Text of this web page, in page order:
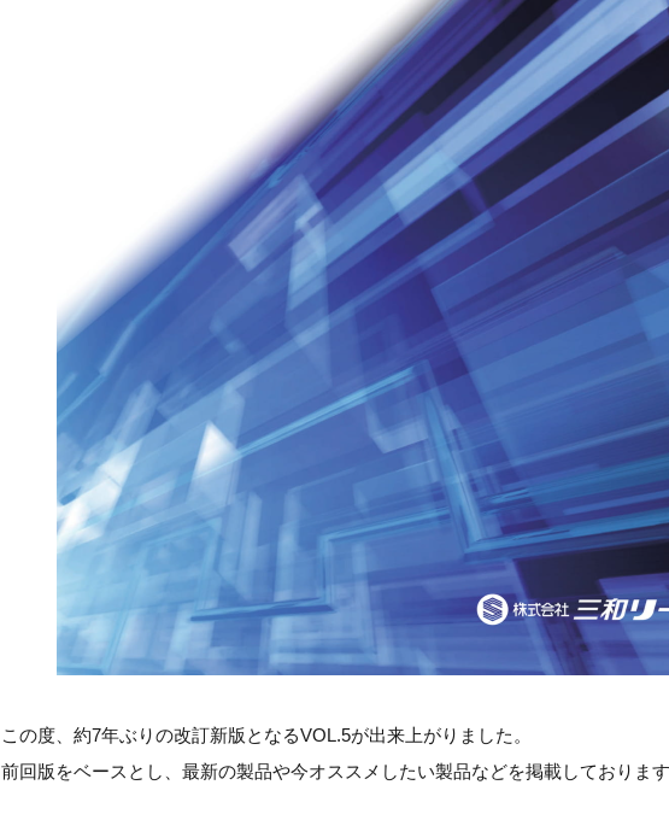
この度、約7年ぶりの改訂新版となるVOL.5が出来上がりました。
前回版をベースとし、最新の製品や今オススメしたい製品などを掲載しておりま